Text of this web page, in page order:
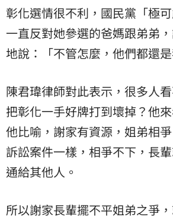
彰化選情很不利，國民黨「極
一直反對她參選的爸媽跟弟弟
地說：「不管怎麼，他們都還
陳君瑋律師對此表示，很多人
把彰化一手好牌打到壞掉？他
他比喻，謝家有資源，姐弟相
訴訟案件一樣，相爭不下，長
通給其他人。
所以謝家長輩擺不平姐弟之爭